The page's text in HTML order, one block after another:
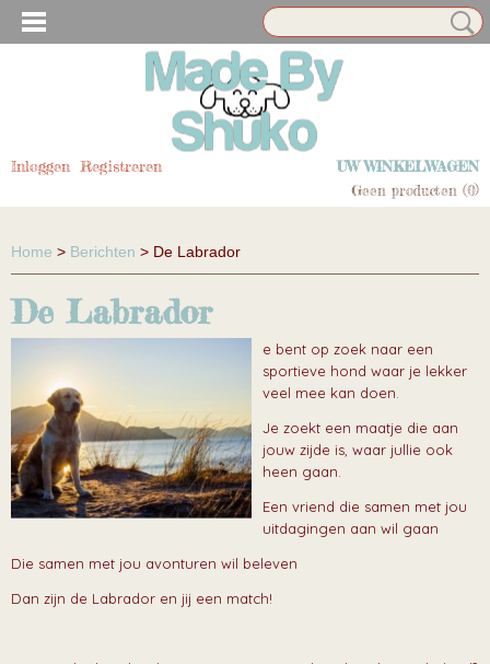
Inloggen Registreren
UW WINKELWAGEN
Geen producten (0)
Home > Berichten > De Labrador
De Labrador
e bent op zoek naar een
sportieve hond waar je lekker
veel mee kan doen.
Je zoekt een maatje die aan
jouw zijde is, waar jullie ook
heen gaan.
Een vriend die samen met jou
uitdagingen aan wil gaan
Die samen met jou avonturen wil beleven
Dan zijn de Labrador en jij een match!
EN HUISDIER ACCESSOIRES
EN HUISDIER ACCESSOIRES